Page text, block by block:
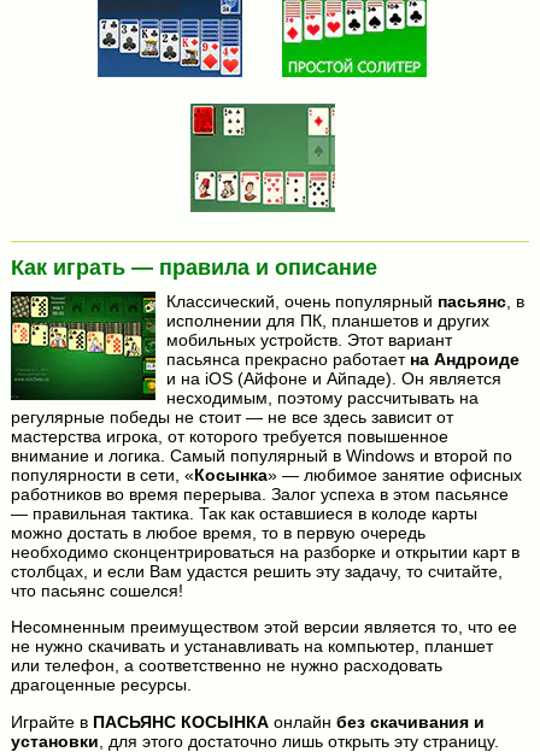
Как играть — правила и описание
Классический, очень популярный пасьянс, в
исполнении для ПК, планшетов и других
мобильных устройств. Этот вариант
пасьянса прекрасно работает на Андроиде
и на iOS (Айфоне и Айпаде). Он является
несходимым, поэтому рассчитывать на
регулярные победы не стоит — не все здесь зависит от
мастерства игрока, от которого требуется повышенное
внимание и логика. Самый популярный в Windows и второй по
популярности в сети, «Косынка» — любимое занятие офисных
работников во время перерыва. Залог успеха в этом пасьянсе
— правильная тактика. Так как оставшиеся в колоде карты
можно достать в любое время, то в первую очередь
необходимо сконцентрироваться на разборке и открытии карт в
столбцах, и если Вам удастся решить эту задачу, то считайте,
что пасьянс сошелся!
Несомненным преимуществом этой версии является то, что ее
не нужно скачивать и устанавливать на компьютер, планшет
или телефон, а соответственно не нужно расходовать
драгоценные ресурсы.
Играйте в ПАСЬЯНС КОСЫНКАонлайн без скачивания и
установки , для этого достаточно лишь открыть эту страницу.